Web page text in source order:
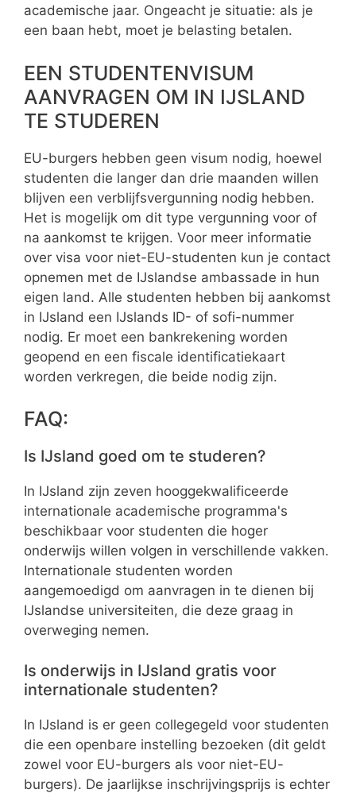
academische jaar. Ongeacht je situatie: als je
een baan hebt, moet je belasting betalen.
EEN STUDENTENVISUM
AANVRAGEN OM IN IJSLAND
TE STUDEREN
EU-burgers hebben geen visum nodig, hoewel
studenten die langer dan drie maanden willen
blijven een verblijfsvergunning nodig hebben.
Het is mogelijk om dit type vergunning voor of
na aankomst te krijgen. Voor meer informatie
over visa voor niet-EU-studenten kun je contact
opnemen met de IJslandse ambassade in hun
eigen land. Alle studenten hebben bij aankomst
in IJsland een IJslands ID- of sofi-nummer
nodig. Er moet een bankrekening worden
geopend en een fiscale identificatiekaart
worden verkregen, die beide nodig zijn.
FAQ:
Is IJsland goed om te studeren?
In IJsland zijn zeven hooggekwalificeerde
internationale academische programma's
beschikbaar voor studenten die hoger
onderwijs willen volgen in verschillende vakken.
Internationale studenten worden
aangemoedigd om aanvragen in te dienen bij
IJslandse universiteiten, die deze graag in
overweging nemen.
Is onderwijs in IJsland gratis voor
internationale studenten?
In IJsland is er geen collegegeld voor studenten
die een openbare instelling bezoeken (dit geldt
zowel voor EU-burgers als voor niet-EU-
burgers). De jaarlijkse inschrijvingsprijs is echter